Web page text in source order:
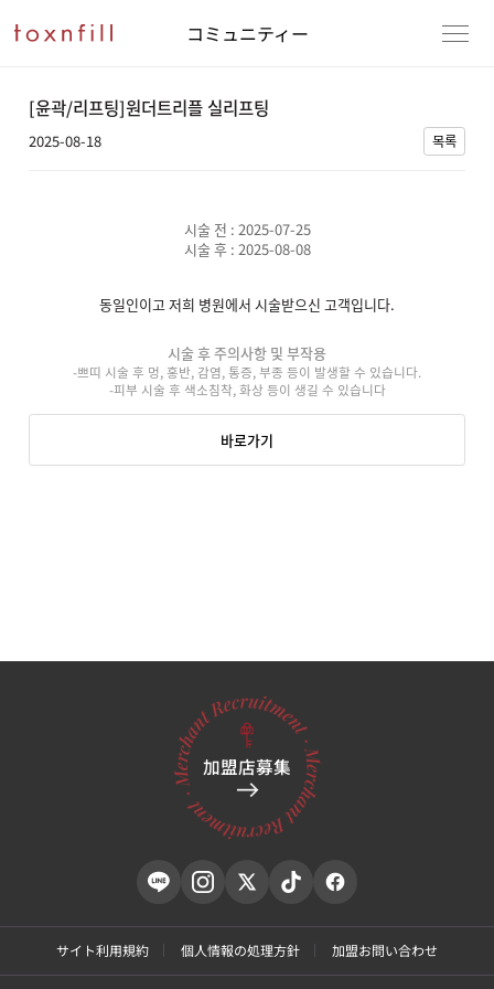
コミュニティー
[윤곽/리프팅]원더트리플 실리프팅
2025-08-18 목록
시술 전 : 2025-07-25
시술 후 : 2025-08-08
동일인이고 저희 병원에서 시술받으신 고객입니다.
시술 후 주의사항 및 부작용
-쁘띠 시술 후 멍, 홍반, 감염, 통증, 부종 등이 발생할 수 있습니다.
-피부 시술 후 색소침착, 화상 등이 생길 수 있습니다
바로가기
加盟店募集
サイト利用規約 個人情報の処理方針 加盟お問い合わせ